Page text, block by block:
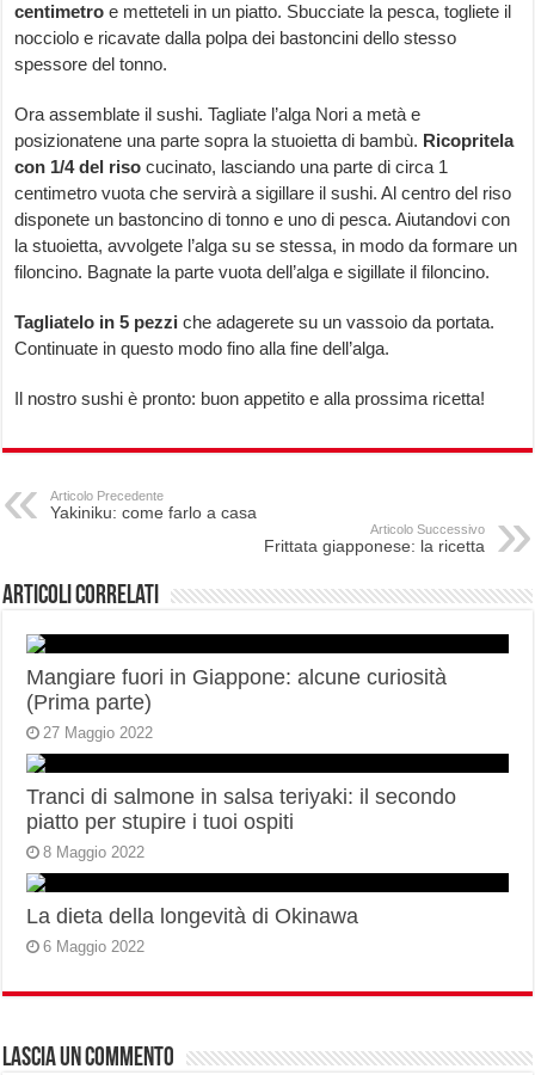
centimetro e metteteli in un piatto. Sbucciate la pesca, togliete il
nocciolo e ricavate dalla polpa dei bastoncini dello stesso
spessore del tonno.
Ora assemblate il sushi. Tagliate l’alga Nori a metà e
posizionatene una parte sopra la stuoietta di bambù. Ricopritela
con 1/4 del riso cucinato, lasciando una parte di circa 1
centimetro vuota che servirà a sigillare il sushi. Al centro del riso
disponete un bastoncino di tonno e uno di pesca. Aiutandovi con
la stuoietta, avvolgete l’alga su se stessa, in modo da formare un
filoncino. Bagnate la parte vuota dell’alga e sigillate il filoncino.
Tagliatelo in 5 pezziche adagerete su un vassoio da portata.
Continuate in questo modo fino alla fine dell’alga.
Il nostro sushi è pronto: buon appetito e alla prossima ricetta!
Articolo Precedente
Yakiniku: come farlo a casa
Articolo Successivo
Frittata giapponese: la ricetta
Articoli correlati
Mangiare fuori in Giappone: alcune curiosità
(Prima parte)
27 Maggio 2022
Tranci di salmone in salsa teriyaki: il secondo
piatto per stupire i tuoi ospiti
8 Maggio 2022
La dieta della longevità di Okinawa
6 Maggio 2022
Lascia un commento